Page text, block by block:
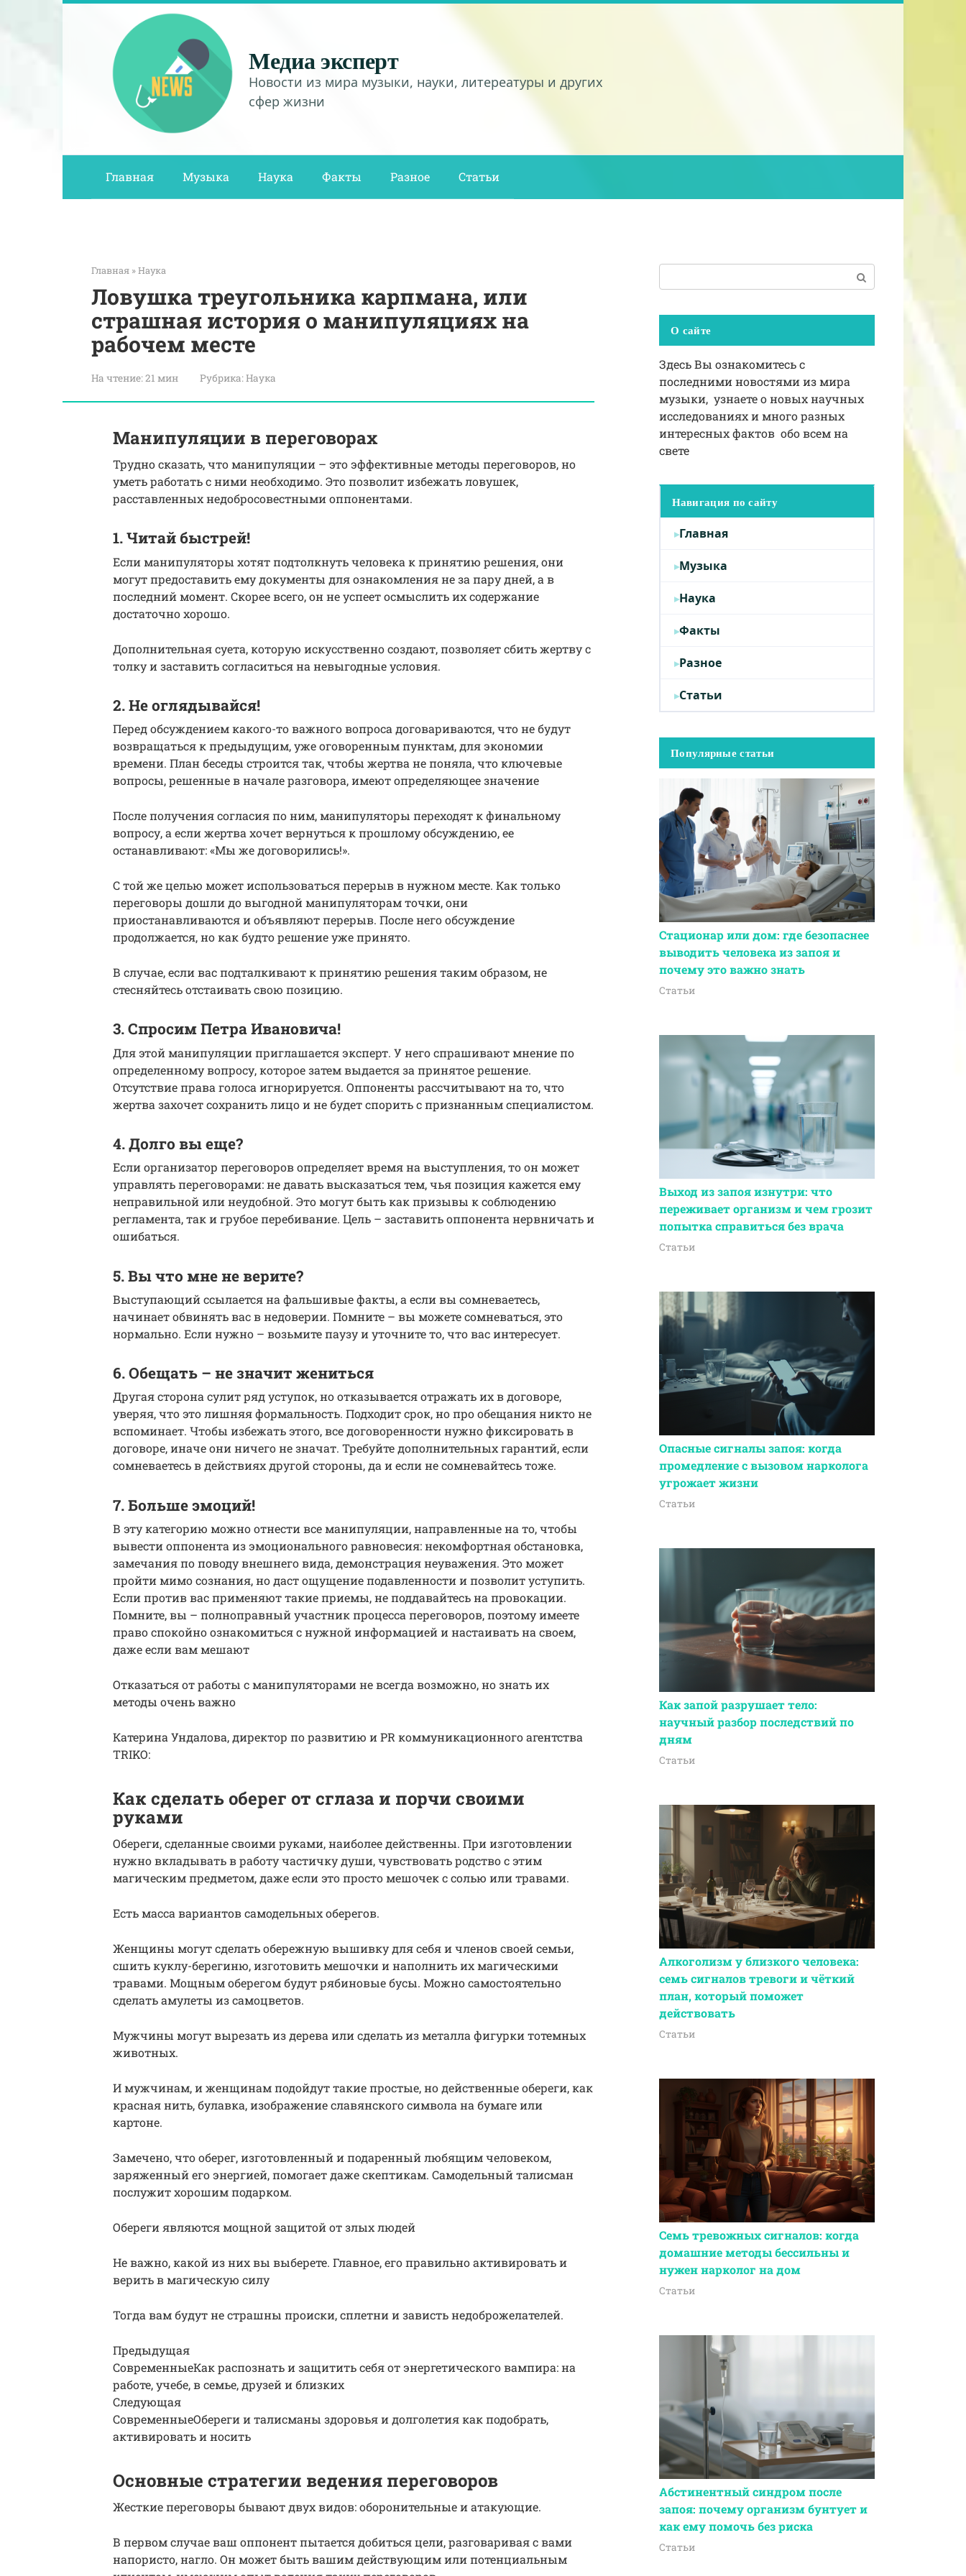
Медиа эксперт
Новости из мира музыки, науки, литереатуры и других
сфер жизни
Главная Музыка Наука Факты Разное Статьи
Главная »Наука
Ловушка треугольника карпмана, или
страшная история о манипуляциях на
рабочем месте
На чтение:21 мин Рубрика:Наука
Манипуляции в переговорах
Трудно сказать, что манипуляции – это эффективные методы переговоров, но
уметь работать с ними необходимо. Это позволит избежать ловушек,
расставленных недобросовестными оппонентами.
1. Читай быстрей!
Если манипуляторы хотят подтолкнуть человека к принятию решения, они
могут предоставить ему документы для ознакомления не за пару дней, а в
последний момент. Скорее всего, он не успеет осмыслить их содержание
достаточно хорошо.
Дополнительная суета, которую искусственно создают, позволяет сбить жертву с
толку и заставить согласиться на невыгодные условия.
2. Не оглядывайся!
Перед обсуждением какого-то важного вопроса договариваются, что не будут
возвращаться к предыдущим, уже оговоренным пунктам, для экономии
времени. План беседы строится так, чтобы жертва не поняла, что ключевые
вопросы, решенные в начале разговора, имеют определяющее значение
После получения согласия по ним, манипуляторы переходят к финальному
вопросу, а если жертва хочет вернуться к прошлому обсуждению, ее
останавливают: «Мы же договорились!».
С той же целью может использоваться перерыв в нужном месте. Как только
переговоры дошли до выгодной манипуляторам точки, они
приостанавливаются и объявляют перерыв. После него обсуждение
продолжается, но как будто решение уже принято.
В случае, если вас подталкивают к принятию решения таким образом, не
стесняйтесь отстаивать свою позицию.
3. Спросим Петра Ивановича!
Для этой манипуляции приглашается эксперт. У него спрашивают мнение по
определенному вопросу, которое затем выдается за принятое решение.
Отсутствие права голоса игнорируется. Оппоненты рассчитывают на то, что
жертва захочет сохранить лицо и не будет спорить с признанным специалистом.
4. Долго вы еще?
Если организатор переговоров определяет время на выступления, то он может
управлять переговорами: не давать высказаться тем, чья позиция кажется ему
неправильной или неудобной. Это могут быть как призывы к соблюдению
регламента, так и грубое перебивание. Цель – заставить оппонента нервничать и
ошибаться.
5. Вы что мне не верите?
Выступающий ссылается на фальшивые факты, а если вы сомневаетесь,
начинает обвинять вас в недоверии. Помните – вы можете сомневаться, это
нормально. Если нужно – возьмите паузу и уточните то, что вас интересует.
6. Обещать – не значит жениться
Другая сторона сулит ряд уступок, но отказывается отражать их в договоре,
уверяя, что это лишняя формальность. Подходит срок, но про обещания никто не
вспоминает. Чтобы избежать этого, все договоренности нужно фиксировать в
договоре, иначе они ничего не значат. Требуйте дополнительных гарантий, если
сомневаетесь в действиях другой стороны, да и если не сомневайтесь тоже.
7. Больше эмоций!
В эту категорию можно отнести все манипуляции, направленные на то, чтобы
вывести оппонента из эмоционального равновесия: некомфортная обстановка,
замечания по поводу внешнего вида, демонстрация неуважения. Это может
пройти мимо сознания, но даст ощущение подавленности и позволит уступить.
Если против вас применяют такие приемы, не поддавайтесь на провокации.
Помните, вы – полноправный участник процесса переговоров, поэтому имеете
право спокойно ознакомиться с нужной информацией и настаивать на своем,
даже если вам мешают
Отказаться от работы с манипуляторами не всегда возможно, но знать их
методы очень важно
Катерина Ундалова, директор по развитию и PR коммуникационного агентства
TRIKO:
Как сделать оберег от сглаза и порчи своими
руками
Обереги, сделанные своими руками, наиболее действенны. При изготовлении
нужно вкладывать в работу частичку души, чувствовать родство с этим
магическим предметом, даже если это просто мешочек с солью или травами.
Есть масса вариантов самодельных оберегов.
Женщины могут сделать обережную вышивку для себя и членов своей семьи,
сшить куклу-берегиню, изготовить мешочки и наполнить их магическими
травами. Мощным оберегом будут рябиновые бусы. Можно самостоятельно
сделать амулеты из самоцветов.
Мужчины могут вырезать из дерева или сделать из металла фигурки тотемных
животных.
И мужчинам, и женщинам подойдут такие простые, но действенные обереги, как
красная нить, булавка, изображение славянского символа на бумаге или
картоне.
Замечено, что оберег, изготовленный и подаренный любящим человеком,
заряженный его энергией, помогает даже скептикам. Самодельный талисман
послужит хорошим подарком.
Обереги являются мощной защитой от злых людей
Не важно, какой из них вы выберете. Главное, его правильно активировать и
верить в магическую силу
Тогда вам будут не страшны происки, сплетни и зависть недоброжелателей.
Предыдущая
СовременныеКак распознать и защитить себя от энергетического вампира: на
работе, учебе, в семье, друзей и близких
Следующая
СовременныеОбереги и талисманы здоровья и долголетия как подобрать,
активировать и носить
Основные стратегии ведения переговоров
Жесткие переговоры бывают двух видов: оборонительные и атакующие.
В первом случае ваш оппонент пытается добиться цели, разговаривая с вами
напористо, нагло. Он может быть вашим действующим или потенциальным
О сайте
Здесь Вы ознакомитесь с
последними новостями из мира
музыки, узнаете о новых научных
исследованиях и много разных
интересных фактов обо всем на
свете
Навигация по сайту
Главная
Музыка
Наука
Факты
Разное
Статьи
Популярные статьи
Стационар или дом: где безопаснее
выводить человека из запоя и
почему это важно знать
Статьи
Выход из запоя изнутри: что
переживает организм и чем грозит
попытка справиться без врача
Статьи
Опасные сигналы запоя: когда
промедление с вызовом нарколога
угрожает жизни
Статьи
Как запой разрушает тело:
научный разбор последствий по
дням
Статьи
Алкоголизм у близкого человека:
семь сигналов тревоги и чёткий
план, который поможет
действовать
Статьи
Семь тревожных сигналов: когда
домашние методы бессильны и
нужен нарколог на дом
Статьи
Абстинентный синдром после
запоя: почему организм бунтует и
как ему помочь без риска
Статьи